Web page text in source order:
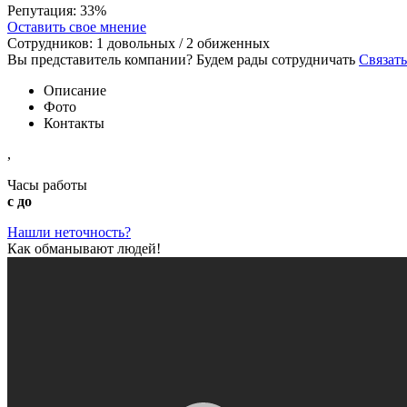
Репутация: 33%
Оставить свое мнение
Сотрудников: 1 довольных / 2 обиженных
Вы представитель компании? Будем рады сотрудничать
Описание
Фото
Контакты
,
Часы работы
с до
Нашли неточность?
Как обманывают людей!